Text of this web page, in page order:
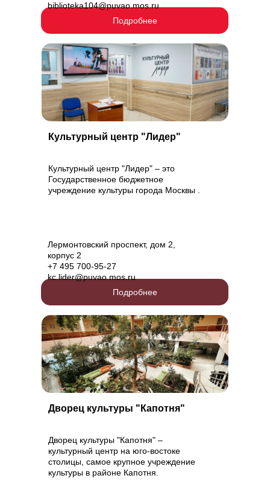
Подробнее
biblioteka104@puvao.mos.ru
Подробнее
Культурный центр "Лидер" – это
Государственное бюджетное
учреждение культуры города Москвы .
Культурный центр "Лидер"
Лермонтовский проспект, дом 2,
корпус 2
+7 495 700-95-27
kc.lider@puvao.mos.ru
Дворец культуры "Капотня" –
культурный центр на юго-востоке
столицы, самое крупное учреждение
культуры в районе Капотня.
Дворец культуры "Капотня"